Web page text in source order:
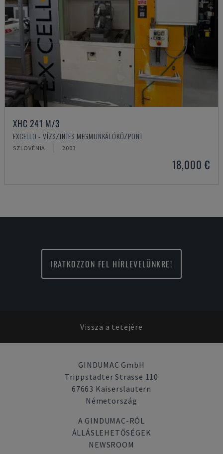
XHC 241 M/3
EXCELLO - VÍZSZINTES MEGMUNKÁLÓKÖZPONT
SZLOVÉNIA 2003
18,000 €
IRATKOZZON FEL HÍRLEVELÜNKRE!
Vissza a tetejére
GINDUMAC GmbH
Trippstadter Strasse 110
67663 Kaiserslautern
Németország
A GINDUMAC-RÓL
ÁLLÁSLEHETŐSÉGEK
NEWSROOM